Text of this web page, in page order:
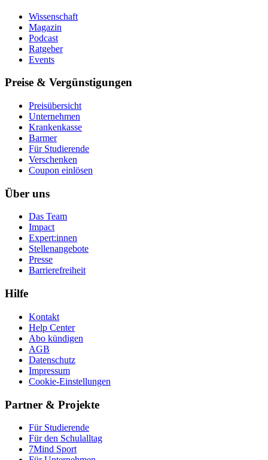
Wissenschaft
Magazin
Podcast
Ratgeber
Events
Preise & Vergünstigungen
Preisübersicht
Unternehmen
Krankenkasse
Barmer
Für Studierende
Ver­schen­ken
Coupon einlösen
Über uns
Das Team
Impact
Expert:innen
Stellenangebote
Presse
Barrierefreiheit
Hilfe
Kontakt
Help Center
Abo kündigen
AGB
Datenschutz
Impressum
Cookie-Einstellungen
Partner & Projekte
Für Stu­die­rende
Für den Schulalltag
7Mind Sport